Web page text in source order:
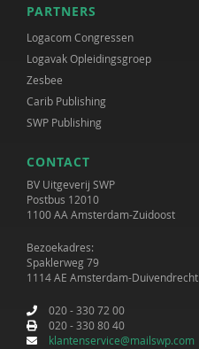
PARTNERS
Logacom Congressen
Logavak Opleidingsgroep
Zesbee
Carib Publishing
SWP Publishing
CONTACT
BV Uitgeverij SWP
Postbus 12010
1100 AA Amsterdam-Zuidoost
Bezoekadres:
Spaklerweg 79
1114 AE Amsterdam-Duivendrecht
020 - 330 72 00
020 - 330 80 40
klantenservice@mailswp.com